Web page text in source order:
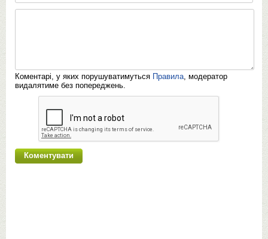
Коментарі, у яких порушуватимуться Правила, модератор
видалятиме без попереджень.